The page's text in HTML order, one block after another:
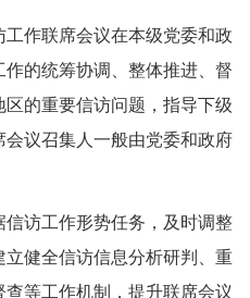
联席会议在本级党委和政
的统筹协调、整体推进、督
的重要信访问题，指导下级
议召集人一般由党委和政府
访工作形势任务，及时调整
健全信访信息分析研判、重
等工作机制，提升联席会议